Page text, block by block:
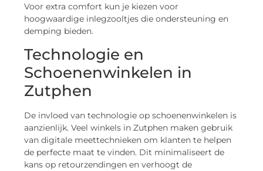
Voor extra comfort kun je kiezen voor
hoogwaardige inlegzooltjes die ondersteuning en
demping bieden.
Technologie en
Schoenenwinkelen in
Zutphen
De invloed van technologie op schoenenwinkelen is
aanzienlijk. Veel winkels in Zutphen maken gebruik
van digitale meettechnieken om klanten te helpen
de perfecte maat te vinden. Dit minimaliseert de
kans op retourzendingen en verhoogt de